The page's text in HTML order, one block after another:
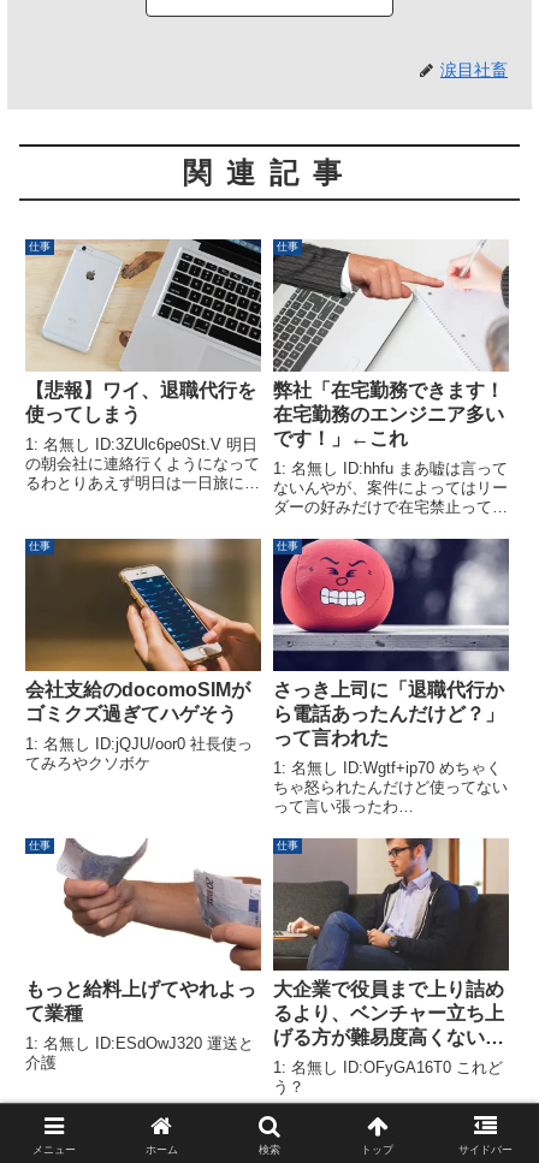
涙目社畜
関連記事
仕事
【悲報】ワイ、退職代行を
使ってしまう
1: 名無し ID:3ZUlc6pe0St.V 明日
の朝会社に連絡行くようになって
るわとりあえず明日は一日旅に出
仕事
弊社「在宅勤務できます！
在宅勤務のエンジニア多い
です！」←これ
1: 名無し ID:hhfu まあ嘘は言って
ないんやが、案件によってはリー
ダーの好みだけで在宅禁止っての
かく出社！ってやつ配属ガチャ外
れたら終わりや
仕事
会社支給のdocomoSIMが
ゴミクズ過ぎてハゲそう
1: 名無し ID:jQJU/oor0 社長使っ
てみろやクソボケ
仕事
さっき上司に「退職代行か
ら電話あったんだけど？」
って言われた
1: 名無し ID:Wgtf+ip70 めちゃく
ちゃ怒られたんだけど使ってない
って言い張ったわ…
仕事
もっと給料上げてやれよっ
て業種
1: 名無し ID:ESdOwJ320 運送と
介護
仕事
大企業で役員まで上り詰め
るより、ベンチャー立ち上
げる方が難易度高くない
か？
1: 名無し ID:OFyGA16T0 これど
う？
仕事
仕事
メニュー
ホーム 検索 トップ サイドバー